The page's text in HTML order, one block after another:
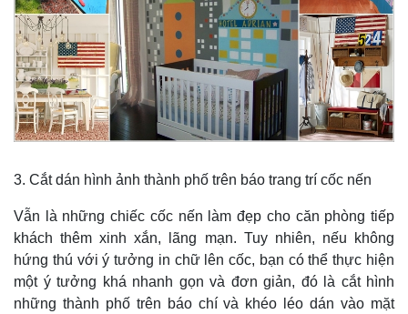
3. Cắt dán hình ảnh thành phố trên báo trang trí cốc nến
Vẫn là những chiếc cốc nến làm đẹp cho căn phòng tiếp
khách thêm xinh xắn, lãng mạn. Tuy nhiên, nếu không
hứng thú với ý tưởng in chữ lên cốc, bạn có thể thực hiện
một ý tưởng khá nhanh gọn và đơn giản, đó là cắt hình
những thành phố trên báo chí và khéo léo dán vào mặt